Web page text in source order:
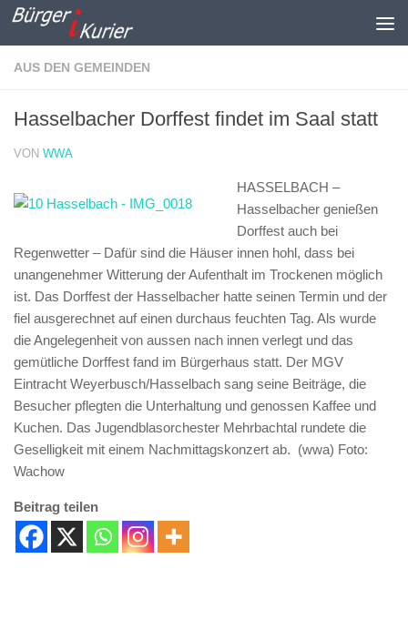
Zum Inhalt springen
AUS DEN GEMEINDEN
Hasselbacher Dorffest findet im Saal statt
VON WWA
HASSELBACH –
Hasselbacher genießen
Dorffest auch bei
Regenwetter – Dafür sind die Häuser innen hohl, dass bei
unangenehmer Witterung der Aufenthalt im Trockenen möglich
ist. Das Dorffest der Hasselbacher hatte seinen Termin und der
fiel ausgerechnet auf einen durchaus feuchten Tag. Als wurde
die Angelegenheit von aussen nach innen verlegt und das
gemütliche Dorffest fand im Bürgerhaus statt. Der MGV
Eintracht Weyerbusch/Hasselbach sang seine Beiträge, die
Besucher pflegten die Unterhaltung und genossen Kaffee und
Kuchen. Das Jugendblasorchester Mehrbachtal rundete die
Geselligkeit mit einem Nachmittagskonzert ab. (wwa) Foto:
Wachow
Beitrag teilen